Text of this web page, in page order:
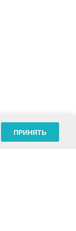
ПРИНЯТЬ